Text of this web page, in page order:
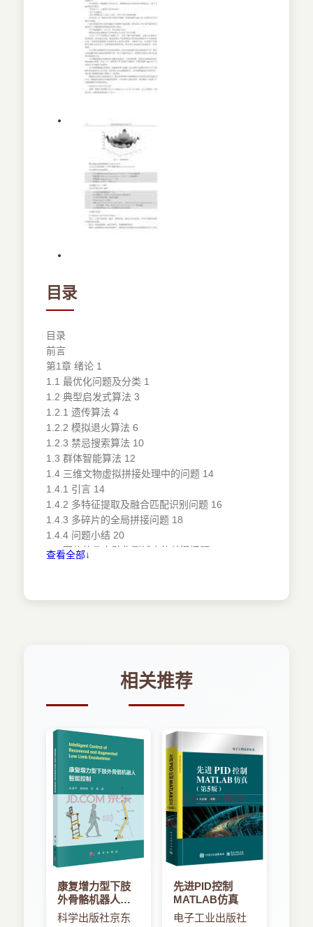
目录
目录
前言
第1章 绪论 1
1.1 最优化问题及分类 1
1.2 典型启发式算法 3
1.2.1 遗传算法 4
1.2.2 模拟退火算法 6
1.2.3 禁忌搜索算法 10
1.3 群体智能算法 12
1.4 三维文物虚拟拼接处理中的问题 14
1.4.1 引言 14
1.4.2 多特征提取及融合匹配识别问题 16
1.4.3 多碎片的全局拼接问题 18
1.4.4 问题小结 20
1.5 可信软件自动化测试中的关键问题 21
第2章 经典群体智能算法 36
2.1 粒子群优化算法 36
2.1.2 基本粒子群优化算法 37
2.1.3 粒子群优化算法的特点 38
2.1.4 离散粒子群优化算法 39
2.1.5 粒子群优化算法的研究现状 39
2.2 蚁群优化算法 43
2.2.1 蚁群优化算法的起源与发展 43
2.2.2 蚁群算法的基本原理 45
2.2.3 蚁群算法的研究进展 47
参考文献 48
3.1 社会认知优化算法简介 52
3.1.1 社会学习理论 52
3.1.2 社会认知理论 53
查看全部↓
相关推荐
康复增力型下肢
外骨骼机器人智
能控制
科学出版社京东
先进PID控制
MATLAB仿真
电子工业出版社